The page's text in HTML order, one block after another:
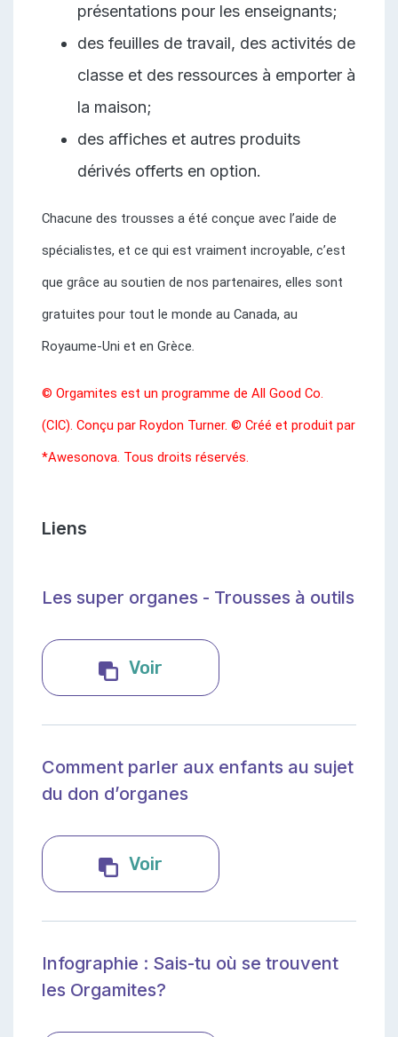
présentations pour les enseignants;
des feuilles de travail, des activités de
classe et des ressources à emporter à
la maison;
des affiches et autres produits
dérivés offerts en option.
Chacune des trousses a été conçue avec l’aide de
spécialistes, et ce qui est vraiment incroyable, c’est
que grâce au soutien de nos partenaires, elles sont
gratuites pour tout le monde au Canada, au
Royaume-Uni et en Grèce.
© Orgamites est un programme de All Good Co.
(CIC). Conçu par Roydon Turner. © Créé et produit par
*Awesonova. Tous droits réservés.
Liens
Les super organes - Trousses à outils
Voir
Comment parler aux enfants au sujet
du don d’organes
Voir
Infographie : Sais-tu où se trouvent
les Orgamites?